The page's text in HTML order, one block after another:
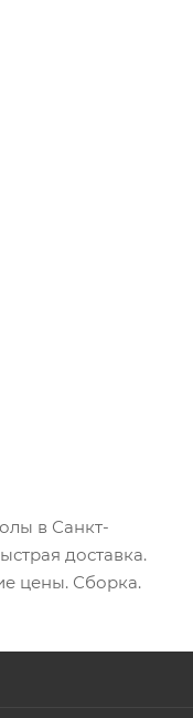
в Санкт-
доставка.
цены. Сборка.